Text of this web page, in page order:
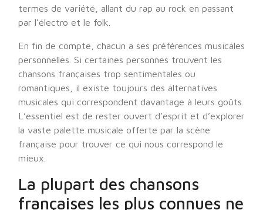
termes de variété, allant du rap au rock en passant
par l’électro et le folk.
En fin de compte, chacun a ses préférences musicales
personnelles. Si certaines personnes trouvent les
chansons françaises trop sentimentales ou
romantiques, il existe toujours des alternatives
musicales qui correspondent davantage à leurs goûts.
L’essentiel est de rester ouvert d’esprit et d’explorer
la vaste palette musicale offerte par la scène
française pour trouver ce qui nous correspond le
mieux.
La plupart des chansons
françaises les plus connues ne